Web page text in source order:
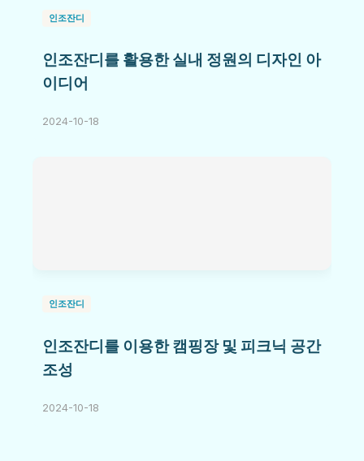
인조잔디
인조잔디를 활용한 실내 정원의 디자인 아
이디어
2024-10-18
인조잔디
인조잔디를 이용한 캠핑장 및 피크닉 공간
조성
2024-10-18